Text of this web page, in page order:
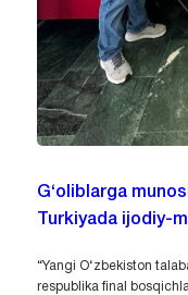
G‘oliblarga
Turkiyada ijodiy-
“Yangi O‘zbekiston
respublika final